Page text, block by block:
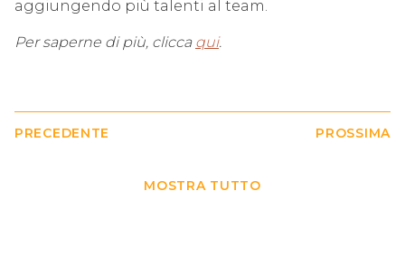
aggiungendo più talenti al team.
Per saperne di più, clicca qui.
PRECEDENTE
MOSTRA TUTTO
PROSSIMA